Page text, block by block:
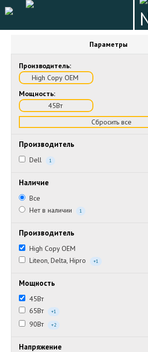
Параметры
Производитель:
High Copy OEM
Мощность:
45Вт
Сбросить все
Производитель
Dell 1
Наличие
Все
Нет в наличии
1
Производитель
High Copy OEM
Liteon, Delta, Hipro
+1
Мощность
45Вт
65Вт
+1
90Вт +2
Напряжение